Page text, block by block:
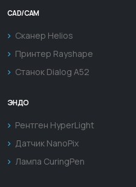
CAD/CAM
Сканер Helios
Принтер Rayshape
Станок Dialog A52
ЭНДО
Рентген HyperLight
Датчик NanoPix
Лампа CuringPen